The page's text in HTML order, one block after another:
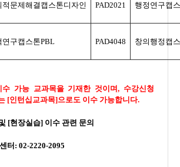
적문제해결캡스톤디자인 PAD2021 행정연구캡
연구캡스톤PBL PAD4048 창의행정캡
가능 교과목을 기재한 것이며, 수강신청
[인턴십교과목]으로도 이수 가능합니다.
[현장실습] 이수 관련 문의
터: 02-2220-2095